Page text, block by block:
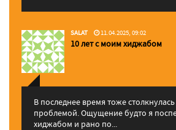
SALAT 11.04.2025, 09:02
10 лет с моим хиджабом
В последнее время тоже столкнулась
проблемой. Ощущение будто я
хиджабом и рано по...